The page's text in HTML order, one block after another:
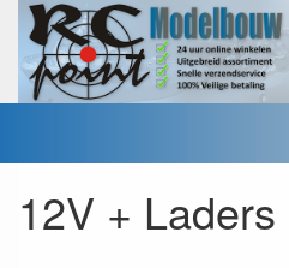
12V + Laders